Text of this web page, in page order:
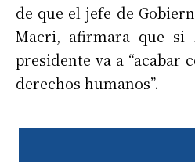
de que el jefe de
Macri, afirmara que si
presidente va a “acabar
derechos humanos”.